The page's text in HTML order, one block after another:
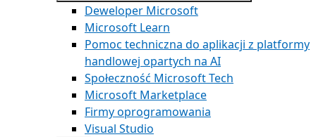
Deweloper Microsoft
Microsoft Learn
Pomoc techniczna do aplikacji z platformy
handlowej opartych na AI
Społeczność Microsoft Tech
Microsoft Marketplace
Firmy oprogramowania
Visual Studio